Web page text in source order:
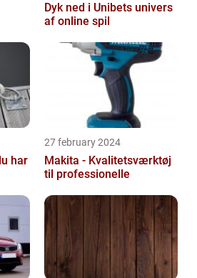
Dyk ned i Unibets univers
af online spil
27 february 2024
Makita - Kvalitetsværktøj
til professionelle